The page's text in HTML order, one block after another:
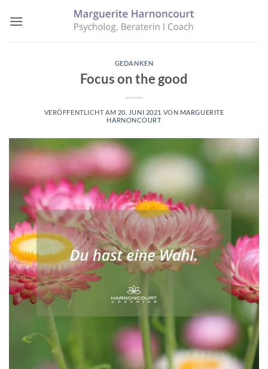
Inhalt
GEDANKEN
Focus on the good
VERÖFFENTLICHT AM 20. JUNI 2021 VON MARGUERITE
HARNONCOURT